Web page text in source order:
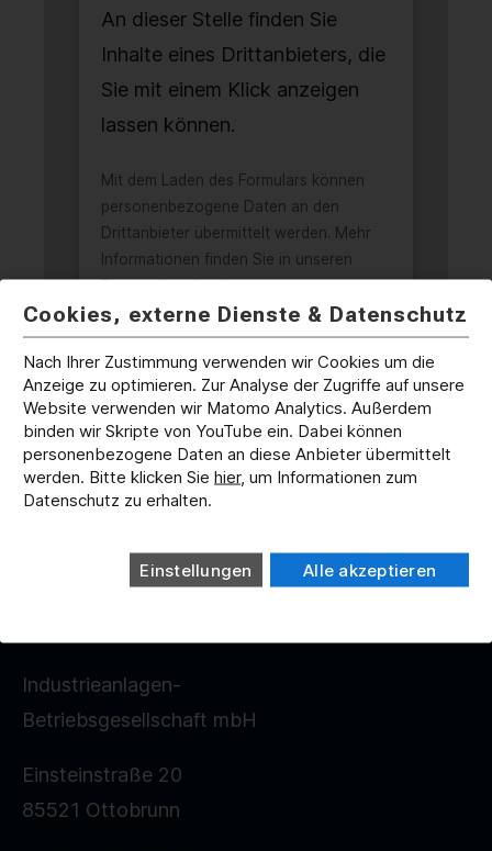
An dieser Stelle finden Sie
Inhalte eines Drittanbieters, die
Sie mit einem Klick anzeigen
lassen können.
Mit dem Laden des Formulars können
personenbezogene Daten an den
Drittanbieter übermittelt werden. Mehr
Informationen finden Sie in unseren
Datenschutzbestimmungen.
Inhalt anzeigen
Industrieanlagen-
Betriebsgesellschaft mbH
Einsteinstraße 20
85521 Ottobrunn
Cookies, externe Dienste & Datenschutz
Nach Ihrer Zustimmung verwenden wir Cookies um die
Anzeige zu optimieren. Zur Analyse der Zugriffe auf unsere
Website verwenden wir Matomo Analytics. Außerdem
binden wir Skripte von YouTube ein. Dabei können
personenbezogene Daten an diese Anbieter übermittelt
werden. Bitte klicken Sie hier, um Informationen zum
Datenschutz zu erhalten.
Einstellungen Alle akzeptieren